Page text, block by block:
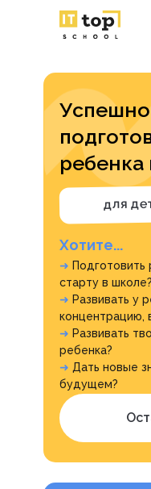
➜
старту в школе?
➜ Развивать у
концентрацию,
➜ Развивать
ребенка?
➜ Дать новые
будущем?
Успешно
ребенка
для
Хотите...